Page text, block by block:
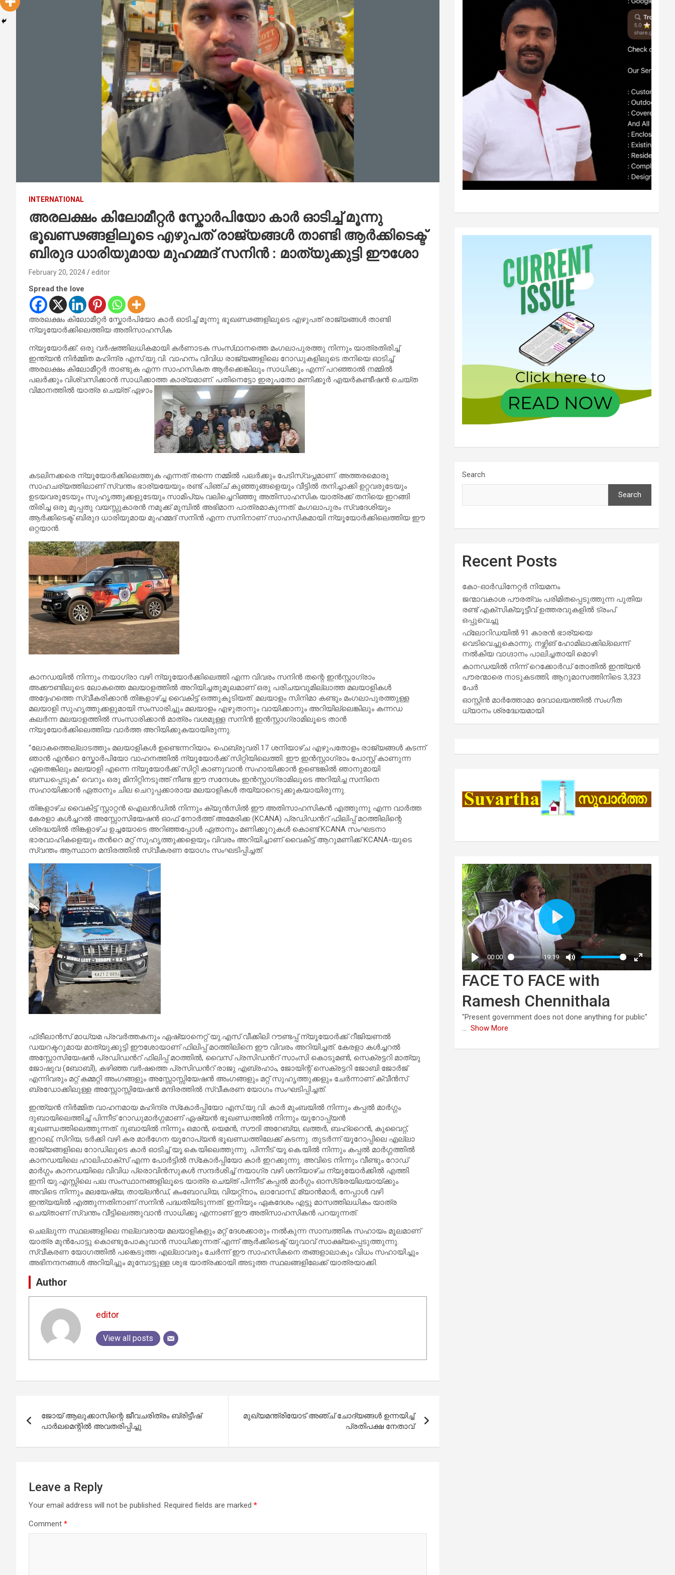
INTERNATIONAL
അരലക്ഷം കിലോമീറ്റർ സ്കോർപിയോ കാർ ഓടിച്ച് മൂന്നു
ഭൂഖണ്ഢങ്ങളിലൂടെ എഴുപത് രാജ്യങ്ങൾ താണ്ടി ആർക്കിടെക്ട്
ബിരുദ ധാരിയുമായ മുഹമ്മദ് സനിൻ : മാത്യുക്കുട്ടി ഈശോ
February 20, 2024 editor
Spread the love
അരലക്ഷം കിലോമീറ്റർ സ്കോർപിയോ കാർ ഓടിച്ച് മൂന്നു ഭൂഖണ്ഢങ്ങളിലൂടെ എഴുപത് രാജ്യങ്ങൾ താണ്ടി
ന്യൂയോർക്കിലെത്തിയ അതിസാഹസിക
ന്യൂയോർക്ക്: ഒരു വർഷത്തിലധികമായി കർണാടക സംസ്‌ഥാനത്തെ മംഗലാപുരത്തു നിന്നും യാത്രതിരിച്ച്
ഇന്ത്യൻ നിർമ്മിത മഹിന്ദ്ര എസ്.യു.വി. വാഹനം വിവിധ രാജ്യങ്ങളിലെ റോഡുകളിലൂടെ തനിയെ ഓടിച്ച്
അരലക്ഷം കിലോമീറ്റർ താണ്ടുക എന്ന സാഹസികത ആർക്കെങ്കിലും സാധിക്കും എന്ന് പറഞ്ഞാൽ നമ്മിൽ
പലർക്കും വിശ്വസിക്കാൻ സാധിക്കാത്ത കാര്യമാണ്. പതിനെട്ടോ ഇരുപതോ മണിക്കൂർ എയർകണ്ടീഷൻ ചെയ്ത
വിമാനത്തിൽ യാത്ര ചെയ്ത് ഏഴാം
കടലിനക്കരെ ന്യൂയോർക്കിലെത്തുക എന്നത് തന്നെ നമ്മിൽ പലർക്കും പേടിസ്വപ്നമാണ്‌. അത്തരമൊരു
സാഹചര്യത്തിലാണ് സ്വന്തം ഭാര്യയേയും രണ്ട് പിഞ്ച് കുഞ്ഞുങ്ങളെയും വീട്ടിൽ തനിച്ചാക്കി ഉറ്റവരുടേയും
ഉടയവരുടേയും സുഹൃത്തുക്കളുടേയും സാമിപ്യം വലിച്ചെറിഞ്ഞു അതിസാഹസിക യാത്രക്ക് തനിയെ ഇറങ്ങി
തിരിച്ച ഒരു മുപ്പതു വയസ്സുകാരൻ നമുക്ക് മുമ്പിൽ അഭിമാന പാത്രമാകുന്നത്. മംഗലാപുരം സ്വദേശിയും
ആർക്കിടെക്ട് ബിരുദ ധാരിയുമായ മുഹമ്മദ് സനിൻ എന്ന സനിനാണ് സാഹസികമായി ന്യൂയോർക്കിലെത്തിയ ഈ
ഒറ്റയാൻ.
കാനഡയിൽ നിന്നും നയാഗ്രാ വഴി ന്യൂയോർക്കിലെത്തി എന്ന വിവരം സനിൻ തന്റെ ഇൻസ്റ്റാഗ്രാം
അക്കൗണ്ടിലൂടെ ലോകത്തെ മലയാളത്തിൽ അറിയിച്ചതുമൂലമാണ് ഒരു പരിചയവുമില്ലാത്ത മലയാളികൾ
അദ്ദേഹത്തെ സ്വീകരിക്കാൻ തിങ്കളാഴ്ച്ച വൈകിട്ട് ഒത്തുകൂടിയത്. മലയാളം സിനിമാ കണ്ടും മംഗലാപുരത്തുള്ള
മലയാളി സുഹൃത്തുക്കളുമായി സംസാരിച്ചും മലയാളം എഴുതാനും വായിക്കാനും അറിയില്ലെങ്കിലും കന്നഡ
കലർന്ന മലയാളത്തിൽ സംസാരിക്കാൻ മാത്രം വശമുള്ള സനിൻ ഇൻസ്റ്റാഗ്രാമിലൂടെ താൻ
ന്യൂയോർക്കിലെത്തിയ വാർത്ത അറിയിക്കുകയായിരുന്നു.
“ലോകത്തെല്ലാടത്തും മലയാളികൾ ഉണ്ടെന്നറിയാം. ഫെബ്രുവരി 17 ശനിയാഴ്ച എഴുപതോളം രാജ്യങ്ങൾ കടന്ന്
ഞാൻ എൻറെ സ്കോർപിയോ വാഹനത്തിൽ ന്യൂയോർക്ക് സിറ്റിയിലെത്തി. ഈ ഇൻസ്റ്റാഗ്രാം പോസ്റ്റ് കാണുന്ന
ഏതെങ്കിലും മലയാളി എന്നെ ന്യൂയോർക്ക് സിറ്റി കാണുവാൻ സഹായിക്കാൻ ഉണ്ടെങ്കിൽ ഞാനുമായി
ബന്ധപ്പെടുക” വെറും ഒരു മിനിറ്റിനടുത്ത് നീണ്ട ഈ സന്ദേശം ഇൻസ്റ്റാഗ്രാമിലൂടെ അറിയിച്ച സനിനെ
സഹായിക്കാൻ ഏതാനും ചില ചെറുപ്പക്കാരായ മലയാളികൾ തയ്യാറെടുക്കുകയായിരുന്നു.
തിങ്കളാഴ്ച വൈകിട്ട് സ്റ്റാറ്റൻ ഐലൻഡിൽ നിന്നും ക്യുൻസിൽ ഈ അതിസാഹസികൻ എത്തുന്നു എന്ന വാർത്ത
കേരളാ കൾച്ചറൽ അസ്സോസിയേഷൻ ഓഫ് നോർത്ത് അമേരിക്ക (KCANA) പ്രഡിഡൻറ് ഫിലിപ്പ് മഠത്തിലിന്റെ
ശ്രദ്ധയിൽ തിങ്കളാഴ്ച ഉച്ചയോടെ അറിഞ്ഞപ്പോൾ ഏതാനും മണിക്കൂറുകൾ കൊണ്ട് KCANA സംഘടനാ
ഭാരവാഹികളെയും തൻറെ മറ്റ് സുഹൃത്തുക്കളെയും വിവരം അറിയിച്ചാണ് വൈകിട്ട് ആറുമണിക്ക് KCANA-യുടെ
സ്വന്തം ആസ്ഥാന മന്ദിരത്തിൽ സ്വീകരണ യോഗം സംഘടിപ്പിച്ചത്.
ഫ്രീലാൻസ് മാധ്യമ പ്രവർത്തകനും ഏഷ്യാനെറ്റ് യു.എസ് വീക്കിലി റൗണ്ടപ്പ് ന്യൂയോർക്ക് റീജിയണൽ
ഡയറക്ടറുമായ മാത്യുക്കുട്ടി ഈശോയാണ് ഫിലിപ്പ് മഠത്തിലിനെ ഈ വിവരം അറിയിച്ചത്. കേരളാ കൾച്ചറൽ
അസ്സോസിയേഷൻ പ്രഡിഡൻറ് ഫിലിപ്പ് മഠത്തിൽ, വൈസ് പ്രസിഡൻറ് സാംസി കൊടുമൺ, സെക്രട്ടറി മാത്യു
ജോഷുവ (ബോബി), കഴിഞ്ഞ വർഷത്തെ പ്രസിഡൻറ് രാജു എബ്രഹാം, ജോയിന്റ് സെക്രട്ടറി ജോബി ജോർജ്
എന്നിവരും മറ്റ് കമ്മറ്റി അംഗങ്ങളും അസ്സോസ്സിയേഷൻ അംഗങ്ങളും മറ്റ് സുഹൃത്തുക്കളും ചേർന്നാണ് ക്വീൻസ്
ബ്രഡോക്കിലുള്ള അസ്സോസ്സിയേഷൻ മന്ദിരത്തിൽ സ്വീകരണ യോഗം സംഘടിപ്പിച്ചത്.
ഇന്ത്യൻ നിർമ്മിത വാഹനമായ മഹിന്ദ്ര സ്‌കോർപ്പിയോ എസ്.യു.വി. കാർ മുംബയിൽ നിന്നും കപ്പൽ മാർഗ്ഗം
ദുബായിലെത്തിച്ച് പിന്നീട് റോഡുമാർഗ്ഗമാണ് ഏഷ്യൻ ഭൂഖണ്ഡത്തിൽ നിന്നും യൂറോപ്പ്യൻ
ഭൂഖണ്ഡത്തിലെത്തുന്നത്. ദുബായിൽ നിന്നും ഒമാൻ, യെമൻ, സൗദി അറേബ്യ, ഖത്തർ, ബഹ്‌റൈൻ, കുവൈറ്റ്,
ഇറാഖ്, സിറിയ, ടർക്കി വഴി കര മാർഗേന യൂറോപ്യൻ ഭൂഖണ്ഡത്തിലേക്ക് കടന്നു. തുടർന്ന് യൂറോപ്പിലെ എല്ലാ
രാജ്യങ്ങളിലെ റോഡിലൂടെ കാർ ഓടിച്ച് യൂ.കെ.യിലെത്തുന്നു. പിന്നീട് യൂ.കെ.യിൽ നിന്നും കപ്പൽ മാർഗ്ഗത്തിൽ
കാനഡയിലെ ഹാലിഫാക്സ് എന്ന പോർട്ടിൽ സ്‌കോർപ്പിയോ കാർ ഇറക്കുന്നു. അവിടെ നിന്നും വീണ്ടും റോഡ്
മാർഗ്ഗം കാനഡയിലെ വിവിധ പ്രൊവിൻസുകൾ സന്ദർശിച്ച് നയാഗ്ര വഴി ശനിയാഴ്ച ന്യൂയോർക്കിൽ എത്തി.
ഇനി യു.എസ്സിലെ പല സംസ്ഥാനങ്ങളിലൂടെ യാത്ര ചെയ്ത് പിന്നീട് കപ്പൽ മാർഗ്ഗം ഓസ്‌ട്രേയിലയായ്ക്കും
അവിടെ നിന്നും മലയേഷ്യ, തായ്‌ലൻഡ്, കംബോഡിയ, വിയറ്റ്നാം, ലാവോസ്, മ്യാൻമാർ, നേപ്പാൾ വഴി
ഇന്ത്യയിൽ എത്തുന്നതിനാണ് സനിൻ പദ്ധതിയിടുന്നത്. ഇനിയും ഏകദേശം എട്ടു മാസത്തിലധികം യാത്ര
ചെയ്താണ് സ്വന്തം വീട്ടിലെത്തുവാൻ സാധിക്കൂ എന്നാണ് ഈ അതിസാഹസികൻ പറയുന്നത്.
ചെല്ലുന്ന സ്ഥലങ്ങളിലെ നല്ലവരായ മലയാളികളും മറ്റ് ദേശക്കാരും നൽകുന്ന സാമ്പത്തിക സഹായം മൂലമാണ്
യാത്ര മുൻപോട്ടു കൊണ്ടുപോകുവാൻ സാധിക്കുന്നത് എന്ന് ആർക്കിടെക്ട് യുവാവ് സാക്ഷ്യപ്പെടുത്തുന്നു.
സ്വീകരണ യോഗത്തിൽ പങ്കെടുത്ത എല്ലാവരും ചേർന്ന് ഈ സാഹസികനെ തങ്ങളാലാകും വിധം സഹായിച്ചും
അഭിനന്ദനങ്ങൾ അറിയിച്ചും മുമ്പോട്ടുള്ള ശുഭ യാത്രക്കായി അടുത്ത സ്ഥലങ്ങളിലേക്ക് യാത്രയാക്കി.
Author
editor
View all posts
navigation
ജോയ് ആലുക്കാസിന്റെ ജീവചരിത്രം ബ്രിട്ടീഷ്
പാര്‍ലമെന്റില്‍ അവതരിപ്പിച്ചു
മുഖ്യമന്ത്രിയോട് അഞ്ച് ചോദ്യങ്ങള്‍ ഉന്നയിച്ച്
പ്രതിപക്ഷ നേതാവ്
Leave a Reply
Your email address will not be published. Required fields are marked *
Comment *
Search
Search
Recent Posts
കോ-ഓർഡിനേറ്റർ നിയമനം
ജന്മാവകാശ പൗരത്വം പരിമിതപ്പെടുത്തുന്ന പുതിയ
രണ്ട് എക്സിക്യൂട്ടീവ് ഉത്തരവുകളിൽ ട്രംപ്
ഒപ്പുവെച്ചു
ഫ്ലോറിഡയിൽ 91 കാരൻ ഭാര്യയെ
വെടിവെച്ചുകൊന്നു; നഴ്സിങ് ഹോമിലാക്കില്ലെന്ന്
നൽകിയ വാഗ്ദാനം പാലിച്ചതായി മൊഴി
കാനഡയിൽ നിന്ന് റെക്കോർഡ് തോതിൽ ഇന്ത്യൻ
പൗരന്മാരെ നാടുകടത്തി; ആറുമാസത്തിനിടെ 3,323
പേർ
ഓസ്റ്റിൻ മാർത്തോമാ ദേവാലയത്തിൽ സംഗീത
ധ്യാനം ശ്രദ്ധേയമായി
FACE TO FACE with
Ramesh Chennithala
"Present government does not done anything for public"
... Show More